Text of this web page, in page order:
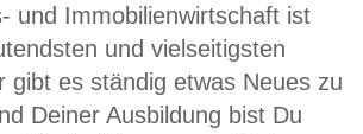
und Immobilienwirtschaft ist
und vielseitigsten
gibt es ständig etwas Neues zu
Deiner Ausbildung bist Du